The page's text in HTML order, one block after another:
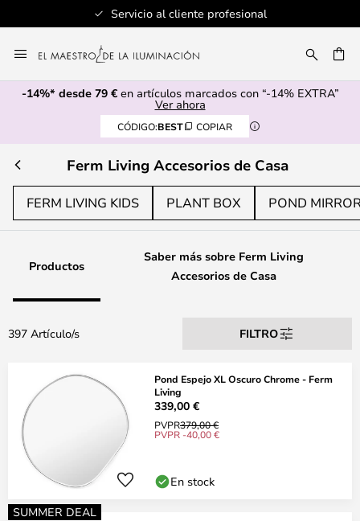
Servicio al cliente profesional
al
contenido
-14%* desde 79 €en artículos marcados con “-14% EXTRA”
Ver ahora
CÓDIGO:BEST COPIAR
Ferm Living Accesorios de Casa
FERM LIVING KIDS PLANT BOX POND
Productos
Saber más sobre Ferm Living
Accesorios de Casa
397 Artículo/s FILTRO
Pond Espejo XL Oscuro Chrome - Ferm
Living
339,00 €
PVPR379,00 €
PVPR -40,00 €
En stock
SUMMER DEAL